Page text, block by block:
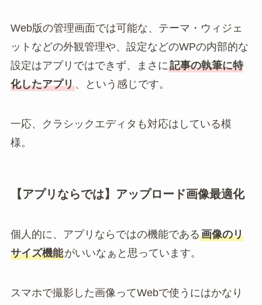
Web版の管理画面では可能な、テーマ・ウィジェ
ットなどの外観管理や、設定などのWPの内部的な
設定はアプリではできず、まさに記事の執筆に特
化したアプリ、という感じです。
一応、クラシックエディタも対応はしている模
様。
【アプリならでは】アップロード画像最適化
個人的に、アプリならではの機能である画像のリ
サイズ機能がいいなぁと思っています。
スマホで撮影した画像ってWebで使うにはかなり